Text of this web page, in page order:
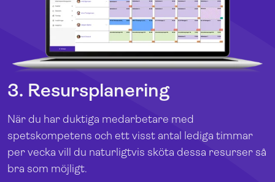
3. Resursplanering
När du har duktiga medarbetare med
spetskompetens och ett visst antal lediga timmar
per vecka vill du naturligtvis sköta dessa resurser så
bra som möjligt.